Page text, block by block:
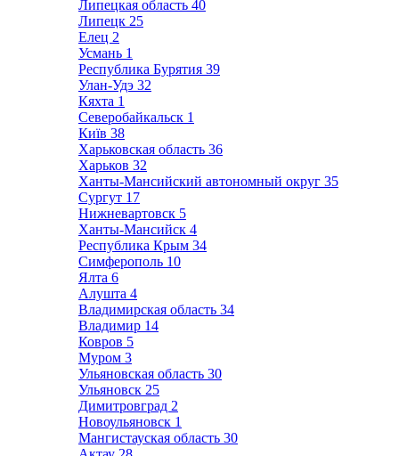
Липецкая область 40
Липецк 25
Елец 2
Усмань 1
Республика Бурятия 39
Улан-Удэ 32
Кяхта 1
Северобайкальск 1
Київ 38
Харьковская область 36
Харьков 32
Ханты-Мансийский автономный округ 35
Сургут 17
Нижневартовск 5
Ханты-Мансийск 4
Республика Крым 34
Симферополь 10
Ялта 6
Алушта 4
Владимирская область 34
Владимир 14
Ковров 5
Муром 3
Ульяновская область 30
Ульяновск 25
Димитровград 2
Новоульяновск 1
Мангистауская область 30